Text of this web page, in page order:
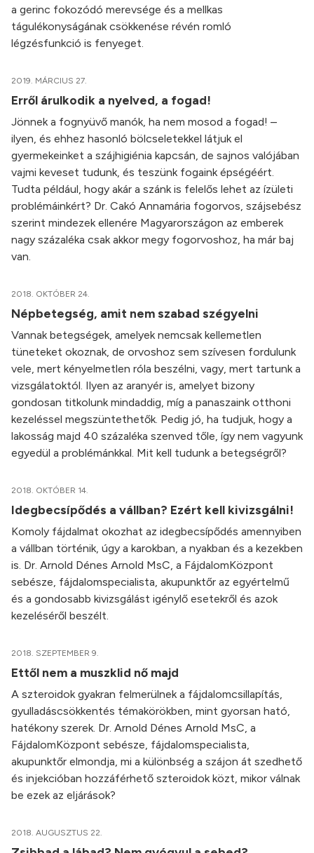
a gerinc fokozódó merevsége és a mellkas
tágulékonyságának csökkenése révén romló
légzésfunkció is fenyeget.
2019. MÁRCIUS 27.
Erről árulkodik a nyelved, a fogad!
Jönnek a fognyüvő manók, ha nem mosod a fogad! –
ilyen, és ehhez hasonló bölcseletekkel látjuk el
gyermekeinket a szájhigiénia kapcsán, de sajnos valójában
vajmi keveset tudunk, és teszünk fogaink épségéért.
Tudta például, hogy akár a szánk is felelős lehet az ízületi
problémáinkért? Dr. Cakó Annamária fogorvos, szájsebész
szerint mindezek ellenére Magyarországon az emberek
nagy százaléka csak akkor megy fogorvoshoz, ha már baj
van.
2018. OKTÓBER 24.
Népbetegség, amit nem szabad szégyelni
Vannak betegségek, amelyek nemcsak kellemetlen
tüneteket okoznak, de orvoshoz sem szívesen fordulunk
vele, mert kényelmetlen róla beszélni, vagy, mert tartunk a
vizsgálatoktól. Ilyen az aranyér is, amelyet bizony
gondosan titkolunk mindaddig, míg a panaszaink otthoni
kezeléssel megszüntethetők. Pedig jó, ha tudjuk, hogy a
lakosság majd 40 százaléka szenved tőle, így nem vagyunk
egyedül a problémánkkal. Mit kell tudunk a betegségről?
2018. OKTÓBER 14.
Idegbecsípődés a vállban? Ezért kell kivizsgálni!
Komoly fájdalmat okozhat az idegbecsípődés amennyiben
a vállban történik, úgy a karokban, a nyakban és a kezekben
is. Dr. Arnold Dénes Arnold MsC, a FájdalomKözpont
sebésze, fájdalomspecialista, akupunktőr az egyértelmű
és a gondosabb kivizsgálást igénylő esetekről és azok
kezeléséről beszélt.
2018. SZEPTEMBER 9.
Ettől nem a muszklid nő majd
A szteroidok gyakran felmerülnek a fájdalomcsillapítás,
gyulladáscsökkentés témakörökben, mint gyorsan ható,
hatékony szerek. Dr. Arnold Dénes Arnold MsC, a
FájdalomKözpont sebésze, fájdalomspecialista,
akupunktőr elmondja, mi a különbség a szájon át szedhető
és injekcióban hozzáférhető szteroidok közt, mikor válnak
be ezek az eljárások?
2018. AUGUSZTUS 22.